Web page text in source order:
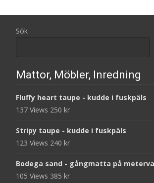
Sök
Mattor, Möbler, Inredning
Fluffy heart taupe - kudde i fuskpäls
137 Views 250 kr
Stripy taupe - kudde i fuskpäls
123 Views 240 kr
Bodega sand - gångmatta på
105 Views 385 kr